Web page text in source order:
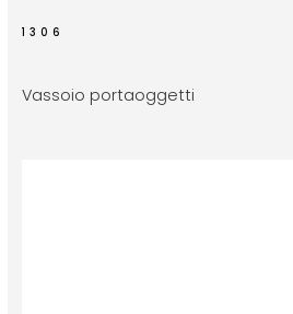
1306
Vassoio portaoggetti